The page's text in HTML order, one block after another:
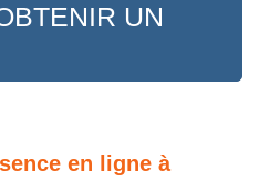
UN
en ligne à